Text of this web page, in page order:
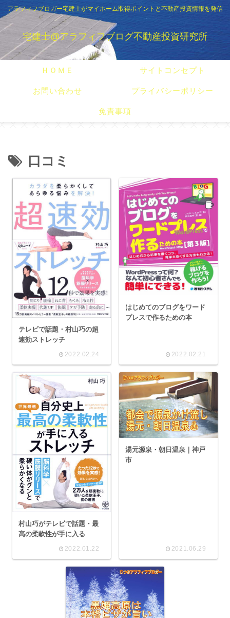
アラフィフブロガー宅建士がマイホーム取得ポイントと不動産投資情報を発信
宅建士@アラフィフブログ不動産投資研究所
ＨＯＭＥ サイトコンセプト
お問い合わせ プライバシーポリシー
免責事項
口コミ
テレビで話題・村山巧の超
速効ストレッチ
2022.02.24
はじめてのブログをワード
プレスで作るための本
2022.02.21
村山巧がテレビで話題・最
高の柔軟性が手に入る
2022.01.22
湯元源泉・朝日温泉｜神戸
市
2021.06.29